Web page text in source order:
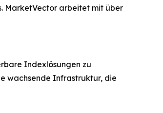
MarketVector arbeitet mit über
Indexlösungen zu
wachsende Infrastruktur, die